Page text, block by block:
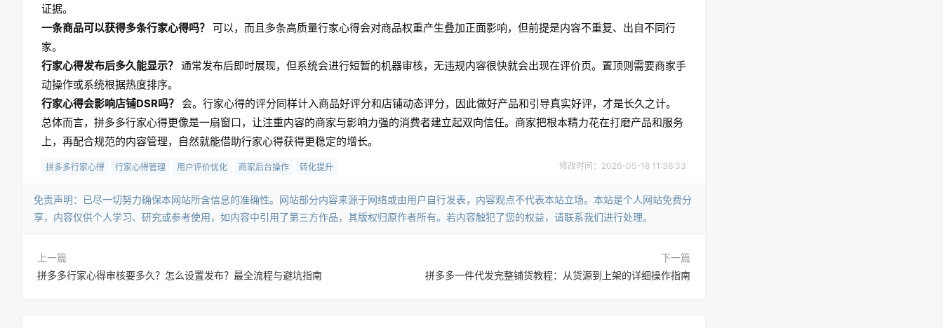
证据。
一条商品可以获得多条行家心得吗？ 可以，而且多条高质量行家心得会对商品权重产生叠加正面影响，但前提是内容不重复、出自不同行
家。
行家心得发布后多久能显示？ 通常发布后即时展现，但系统会进行短暂的机器审核，无违规内容很快就会出现在评价页。置顶则需要商家手
动操作或系统根据热度排序。
行家心得会影响店铺DSR吗？ 会。行家心得的评分同样计入商品好评分和店铺动态评分，因此做好产品和引导真实好评，才是长久之计。
总体而言，拼多多行家心得更像是一扇窗口，让注重内容的商家与影响力强的消费者建立起双向信任。商家把根本精力花在打磨产品和服务
上，再配合规范的内容管理，自然就能借助行家心得获得更稳定的增长。
拼多多行家心得 行家心得管理 用户评价优化 商家后台操作 转化提升 修改时间：2026-05-18 11:36:33
免责声明：已尽一切努力确保本网站所含信息的准确性。网站部分内容来源于网络或由用户自行发表，内容观点不代表本站立场。本站是个人网站免费分
享，内容仅供个人学习、研究或参考使用，如内容中引用了第三方作品，其版权归原作者所有。若内容触犯了您的权益，请联系我们进行处理。
上一篇
拼多多行家心得审核要多久？怎么设置发布？最全流程与避坑指南
下一篇
拼多多一件代发完整铺货教程：从货源到上架的详细操作指南